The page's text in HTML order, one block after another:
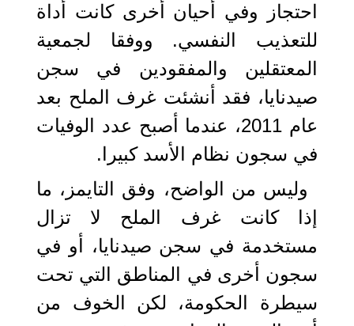
احتجاز وفي أحيان أخرى كانت أداة
للتعذيب النفسي. ووفقا لجمعية
المعتقلين والمفقودين في سجن
صيدنايا، فقد أنشئت غرف الملح بعد
عام 2011، عندما أصبح عدد الوفيات
في سجون نظام الأسد كبيرا.
وليس من الواضح، وفق التايمز، ما
إذا كانت غرف الملح لا تزال
مستخدمة في سجن صيدنايا، أو في
سجون أخرى في المناطق التي تحت
سيطرة الحكومة، لكن الخوف من